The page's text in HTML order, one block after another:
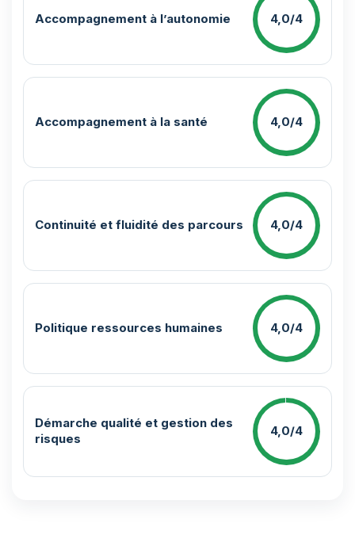
Accompagnement à l’autonomie 4,0/4
Accompagnement à la santé 4,0/4
Continuité et fluidité des parcours 4,0/4
Politique ressources humaines 4,0/4
Démarche qualité et gestion des
risques
4,0/4